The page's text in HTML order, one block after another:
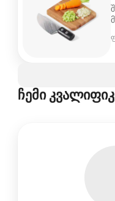
ჩემი